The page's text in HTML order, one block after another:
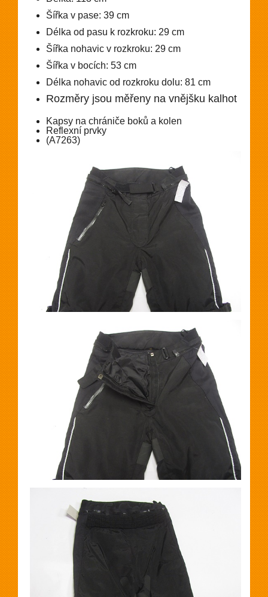
Šířka v pase: 39 cm
Délka od pasu k rozkroku: 29 cm
Šířka nohavic v rozkroku: 29 cm
Šířka v bocích: 53 cm
Délka nohavic od rozkroku dolu: 81 cm
Rozměry jsou měřeny na vnějšku kalhot
Kapsy na chrániče boků a kolen
Reflexní prvky
(A7263)